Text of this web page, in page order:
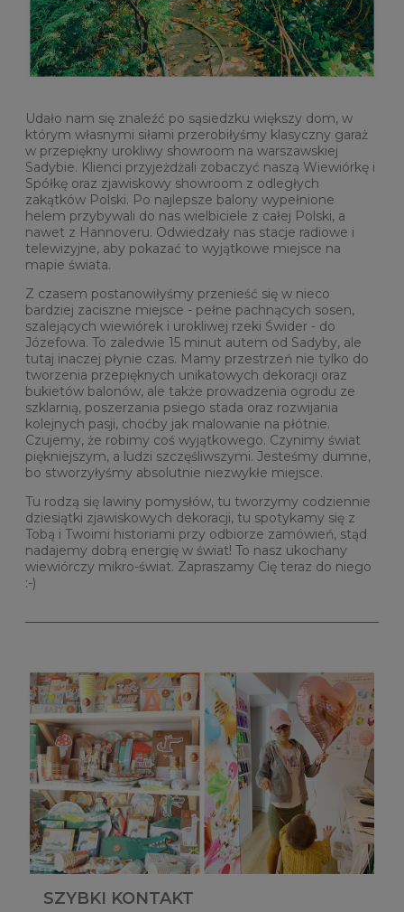
Udało nam się znaleźć po sąsiedzku większy dom, w
którym własnymi siłami przerobiłyśmy klasyczny garaż
w przepiękny urokliwy showroom na warszawskiej
Sadybie. Klienci przyjeżdżali zobaczyć naszą Wiewiórkę i
Spółkę oraz zjawiskowy showroom z odległych
zakątków Polski. Po najlepsze balony wypełnione
helem przybywali do nas wielbiciele z całej Polski, a
nawet z Hannoveru. Odwiedzały nas stacje radiowe i
telewizyjne, aby pokazać to wyjątkowe miejsce na
mapie świata.
Z czasem postanowiłyśmy przenieść się w nieco
bardziej zaciszne miejsce - pełne pachnących sosen,
szalejących wiewiórek i urokliwej rzeki Świder - do
Józefowa. To zaledwie 15 minut autem od Sadyby, ale
tutaj inaczej płynie czas. Mamy przestrzeń nie tylko do
tworzenia przepięknych unikatowych dekoracji oraz
bukietów balonów, ale także prowadzenia ogrodu ze
szklarnią, poszerzania psiego stada oraz rozwijania
kolejnych pasji, choćby jak malowanie na płótnie.
Czujemy, że robimy coś wyjątkowego. Czynimy świat
piękniejszym, a ludzi szczęśliwszymi. Jesteśmy dumne,
bo stworzyłyśmy absolutnie niezwykłe miejsce.
Tu rodzą się lawiny pomysłów, tu tworzymy codziennie
dziesiątki zjawiskowych dekoracji, tu spotykamy się z
Tobą i Twoimi historiami przy odbiorze zamówień, stąd
nadajemy dobrą energię w świat! To nasz ukochany
wiewiórczy mikro-świat. Zapraszamy Cię teraz do niego
:-)
SZYBKI KONTAKT